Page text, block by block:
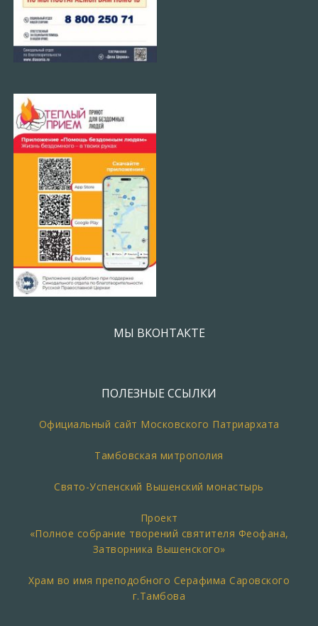
МЫ ВКОНТАКТЕ
ПОЛЕЗНЫЕ ССЫЛКИ
Официальный сайт Московского Патриархата
Тамбовская митрополия
Свято-Успенский Вышенский монастырь
Проект
«Полное собрание творений святителя Феофана,
Затворника Вышенского»
Храм во имя преподобного Серафима Саровского
г.Тамбова